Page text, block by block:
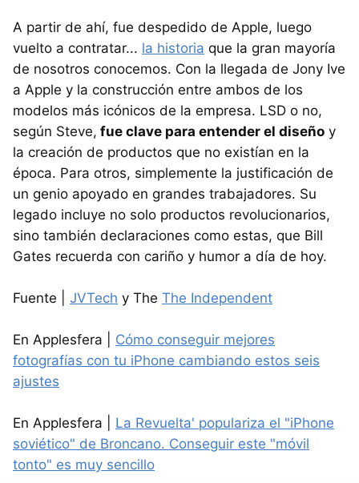
A partir de ahí, fue despedido de Apple, luego
vuelto a contratar... la historia que la gran mayoría
de nosotros conocemos. Con la llegada de Jony Ive
a Apple y la construcción entre ambos de los
modelos más icónicos de la empresa. LSD o no,
según Steve, fue clave para entender el diseño y
la creación de productos que no existían en la
época. Para otros, simplemente la justificación de
un genio apoyado en grandes trabajadores. Su
legado incluye no solo productos revolucionarios,
sino también declaraciones como estas, que Bill
Gates recuerda con cariño y humor a día de hoy.
Fuente | JVTech y The The Independent
En Applesfera | Cómo conseguir mejores
fotografías con tu iPhone cambiando estos seis
ajustes
En Applesfera | La Revuelta' populariza el "iPhone
soviético" de Broncano. Conseguir este "móvil
tonto" es muy sencillo